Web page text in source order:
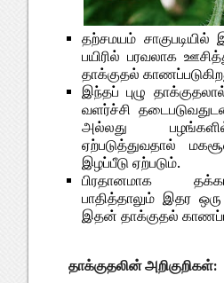
தற்சமயம் சாகுபடியில்
பயிரில் பரவலாக
தாக்குதல்
இந்தப் புழு
வளர்ச்சி
அல்லது
ஏற்படுத்துவதால்
இழப்பீடு ஏற்படும்.
பிரதானமாக
பாதித்தாலும் இதர ஒரு
இதன் தாக்குதல்
தாக்குதலின் அறிகுறிகள்: